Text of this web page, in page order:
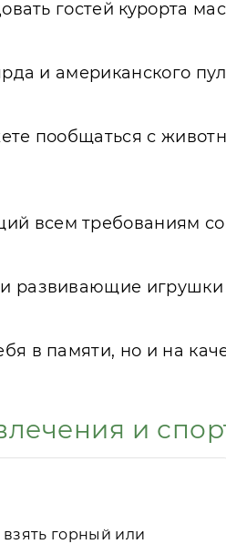
гостей курорта
и американского
пообщаться с
всем требованиям
развивающие игрушки
в памяти, но и на
и
горный или